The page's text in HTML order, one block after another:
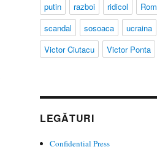
putin
razboi ridicol
scandal
sosoaca ucraina
Victor Ciutacu
Victor Ponta
LEGĂTURI
Confidential Press